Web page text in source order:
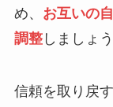
め、 お互いの
調整しましょう
信頼を取り戻